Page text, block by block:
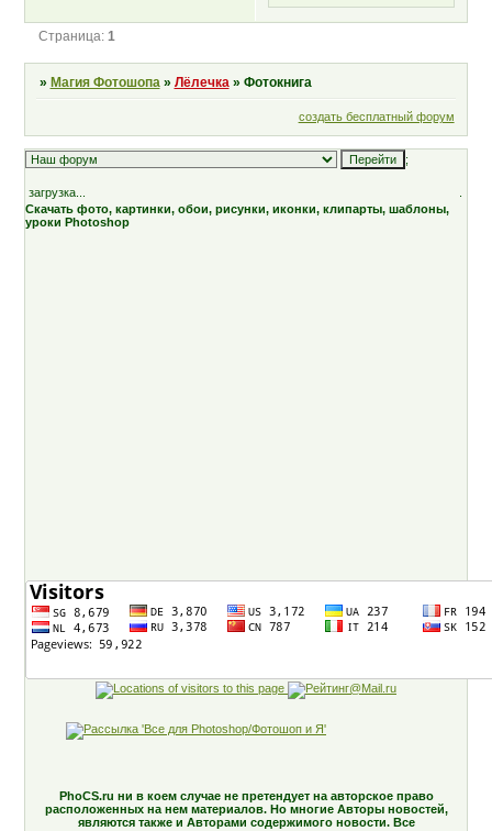
Страница: 1
» Магия Фотошопа » Лёлечка » Фотокнига
создать бесплатный форум
;
загрузка...
Скачать фото, картинки, обои, рисунки, иконки, клипарты, шаблоны,
уроки Photoshop
PhoCS.ru ни в коем случае не претендует на авторское право
расположенных на нем материалов. Но многие Авторы новостей,
являются также и Авторами содержимого новости. Все